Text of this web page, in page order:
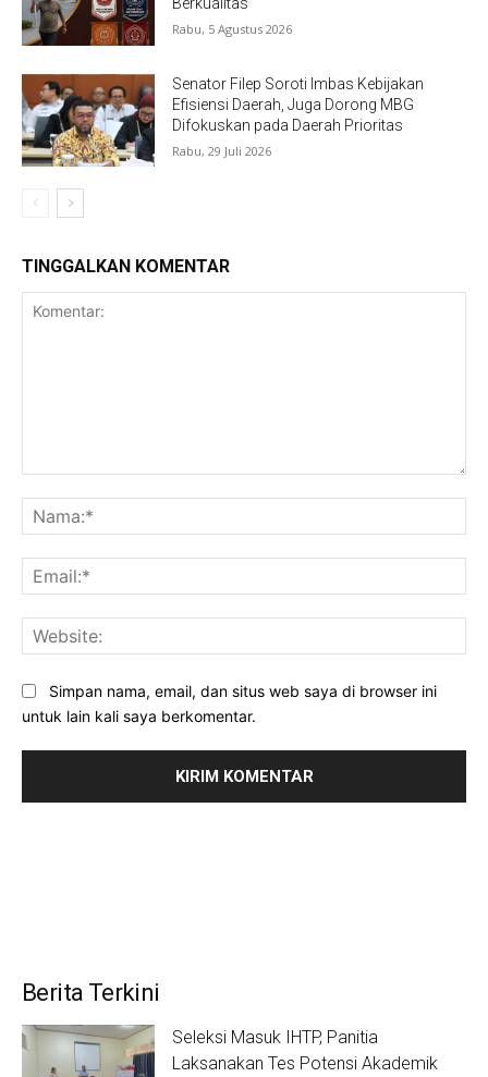
Rabu, 5 Agustus 2026
Senator Filep Soroti Imbas Kebijakan
Efisiensi Daerah, Juga Dorong MBG
Difokuskan pada Daerah Prioritas
Rabu, 29 Juli 2026
TINGGALKAN KOMENTAR
Simpan nama, email, dan situs web saya di browser ini
untuk lain kali saya berkomentar.
Berita Terkini
Seleksi Masuk IHTP, Panitia
Laksanakan Tes Potensi Akademik